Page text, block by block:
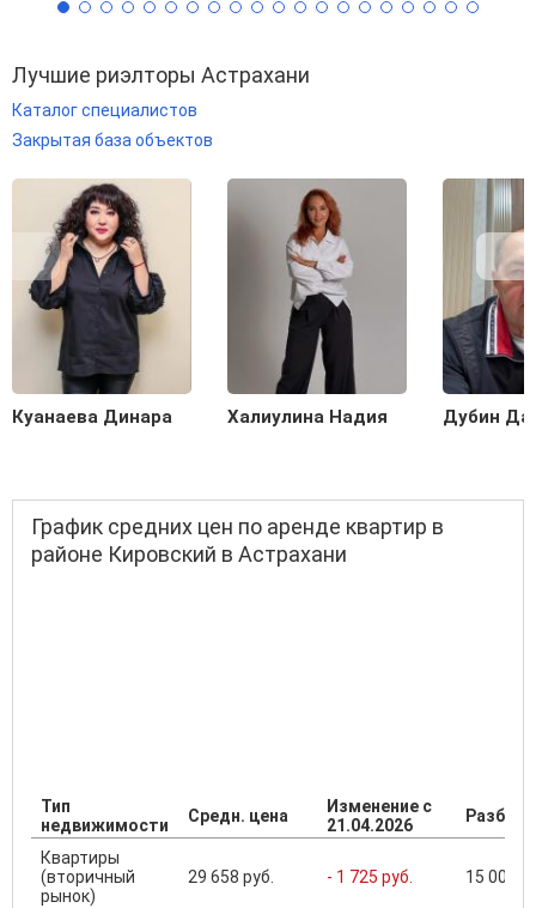
Лучшие риэлторы Астрахани
Каталог специалистов
Закрытая база объектов
Куанаева Динара Халиулина Надия Дубин
График средних цен по аренде квартир в
районе Кировский в Астрахани
Тип
недвижимости
Средн. цена
Изменение с
21.04.2026
Квартиры
(вторичный
рынок)
29 658 руб. - 1 725 руб. 15 000